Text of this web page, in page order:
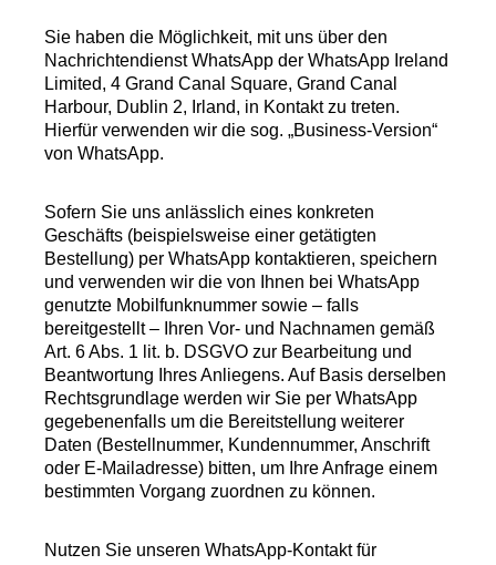
Sie haben die Möglichkeit, mit uns über den
Nachrichtendienst WhatsApp der WhatsApp Ireland
Limited, 4 Grand Canal Square, Grand Canal
Harbour, Dublin 2, Irland, in Kontakt zu treten.
Hierfür verwenden wir die sog. „Business-Version“
von WhatsApp.
Sofern Sie uns anlässlich eines konkreten
Geschäfts (beispielsweise einer getätigten
Bestellung) per WhatsApp kontaktieren, speichern
und verwenden wir die von Ihnen bei WhatsApp
genutzte Mobilfunknummer sowie – falls
bereitgestellt – Ihren Vor- und Nachnamen gemäß
Art. 6 Abs. 1 lit. b. DSGVO zur Bearbeitung und
Beantwortung Ihres Anliegens. Auf Basis derselben
Rechtsgrundlage werden wir Sie per WhatsApp
gegebenenfalls um die Bereitstellung weiterer
Daten (Bestellnummer, Kundennummer, Anschrift
oder E-Mailadresse) bitten, um Ihre Anfrage einem
bestimmten Vorgang zuordnen zu können.
Nutzen Sie unseren WhatsApp-Kontakt für